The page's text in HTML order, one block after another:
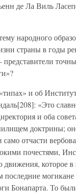
де Ла Виль
народного
страны в годы
и об
«Это
и оба
доктрины;
отчасти
почестями,
движения, которое
последние
Бонапарта. То